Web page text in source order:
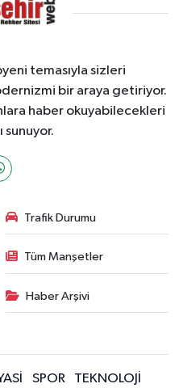
temasıyla sizleri
bir araya getiriyor.
haber okuyabilecekleri
sunuyor.
Trafik Durumu
Tüm Manşetler
Haber Arşivi
SPOR TEKNOLOJİ